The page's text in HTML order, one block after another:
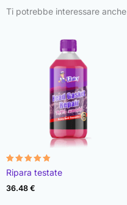
Ti potrebbe interessare anche
Valutato
4.78
su 5
Ripara testate
36.48 €